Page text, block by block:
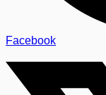
Facebook